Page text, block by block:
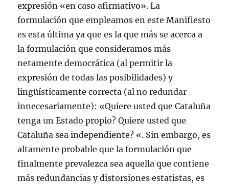
expresión «en caso afirmativo». La
formulación que empleamos en este Manifiesto
es esta última ya que es la que más se acerca a
la formulación que consideramos más
netamente democrática (al permitir la
expresión de todas las posibilidades) y
lingüísticamente correcta (al no redundar
innecesariamente): «Quiere usted que Cataluña
tenga un Estado propio? Quiere usted que
Cataluña sea independiente? «. Sin embargo, es
altamente probable que la formulación que
finalmente prevalezca sea aquella que contiene
más redundancias y distorsiones estatistas, es